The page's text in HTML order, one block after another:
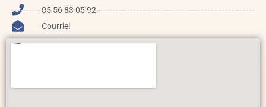
05 56 83 05 92
Courriel